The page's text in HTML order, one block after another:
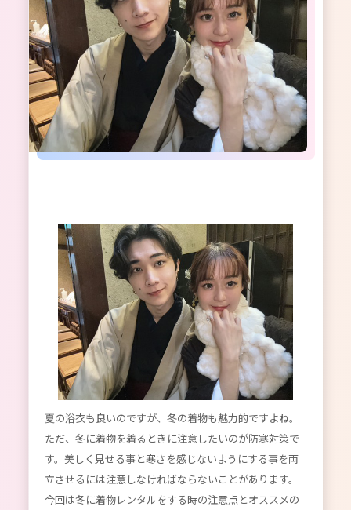
夏の浴衣も良いのですが、冬の着物も魅力的ですよね。
ただ、冬に着物を着るときに注意したいのが防寒対策で
す。美しく見せる事と寒さを感じないようにする事を両
立させるには注意しなければならないことがあります。
今回は冬に着物レンタルをする時の注意点とオススメの